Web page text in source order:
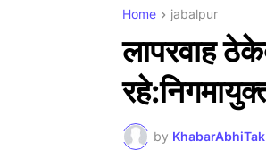
Home jabalpur
लापरवाह
by KhabarAbhiTak